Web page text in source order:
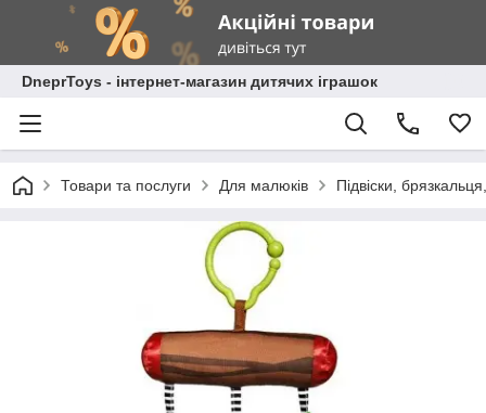
DneprToys - інтернет-магазин дитячих іграшок
Товари та послуги Для малюків Підвіски,